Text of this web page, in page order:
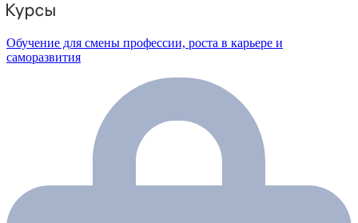
Обучение для смены профессии, роста в карьере и
саморазвития